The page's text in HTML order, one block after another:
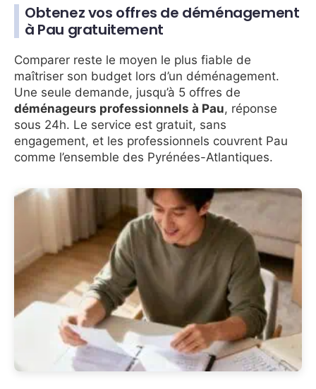
Obtenez vos offres de déménagement
à Pau gratuitement
Comparer reste le moyen le plus fiable de
maîtriser son budget lors d’un déménagement.
Une seule demande, jusqu’à 5 offres de
déménageurs professionnels à Pau, réponse
sous 24h. Le service est gratuit, sans
engagement, et les professionnels couvrent Pau
comme l’ensemble des Pyrénées-Atlantiques.